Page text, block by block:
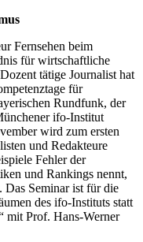
Fernsehen beim
für wirtschaftliche
tätige Journalist hat
für
Rundfunk, der
ifo-Institut
wird zum ersten
und Redakteure
Fehler der
und Rankings nennt,
Seminar ist für die
des ifo-Instituts statt
mit Prof. Hans-Werner